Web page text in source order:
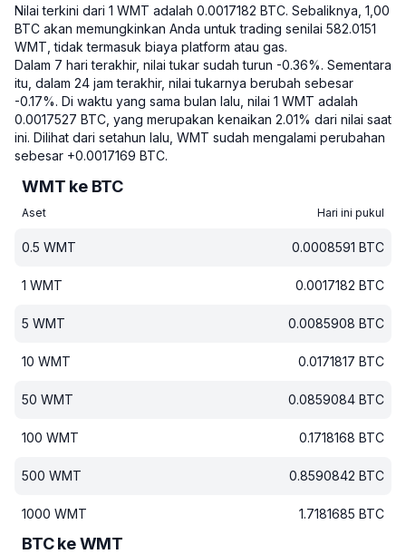
Nilai terkini dari 1 WMT adalah 0.0017182 BTC. Sebaliknya, 1,00
BTC akan memungkinkan Anda untuk trading senilai 582.0151
WMT, tidak termasuk biaya platform atau gas.
Dalam 7 hari terakhir, nilai tukar sudah turun -0.36%. Sementara
itu, dalam 24 jam terakhir, nilai tukarnya berubah sebesar
-0.17%. Di waktu yang sama bulan lalu, nilai 1 WMT adalah
0.0017527 BTC, yang merupakan kenaikan 2.01% dari nilai saat
ini. Dilihat dari setahun lalu, WMT sudah mengalami perubahan
sebesar +0.0017169 BTC.
WMT ke BTC
Aset Hari ini pukul
0.5 WMT 0.0008591 BTC
1 WMT 0.0017182 BTC
5 WMT 0.0085908 BTC
10 WMT 0.0171817 BTC
50 WMT 0.0859084 BTC
100 WMT 0.1718168 BTC
500 WMT 0.8590842 BTC
1000 WMT 1.7181685 BTC
BTC ke WMT